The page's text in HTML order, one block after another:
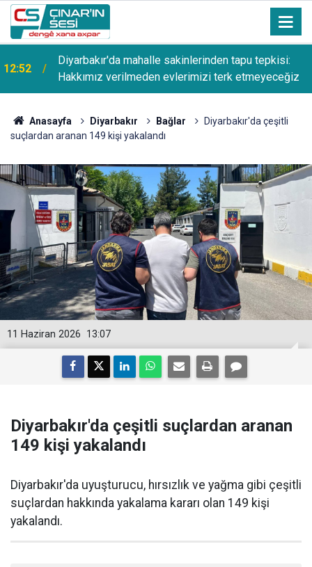
12:52
Diyarbakır'da mahalle sakinlerinden tapu tepkisi:
Hakkımız verilmeden evlerimizi terk etmeyeceğiz
Anasayfa Diyarbakır Bağlar
Diyarbakır'da çeşitli
suçlardan aranan 149 kişi yakalandı
13:07
11 Haziran 2026
Diyarbakır'da çeşitli suçlardan aranan
149 kişi yakalandı
Diyarbakır'da uyuşturucu, hırsızlık ve yağma gibi çeşitli
suçlardan hakkında yakalama kararı olan 149 kişi
yakalandı.